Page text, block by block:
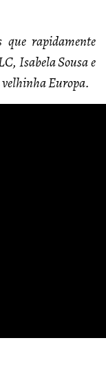
que rapidamente
Isabela Sousa e
velhinha Europa.